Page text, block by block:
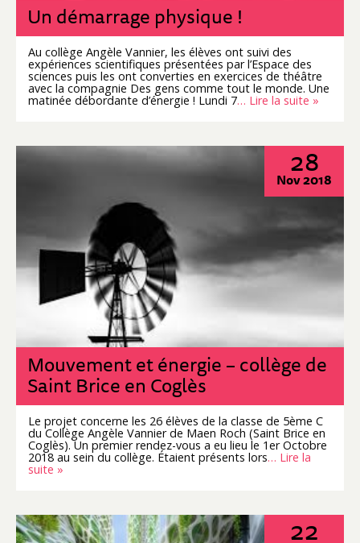
Un démarrage physique !
Au collège Angèle Vannier, les élèves ont suivi des
expériences scientifiques présentées par l’Espace des
sciences puis les ont converties en exercices de théâtre
avec la compagnie Des gens comme tout le monde. Une
matinée débordante d’énergie ! Lundi 7… Lire la suite »
28
Nov 2018
Mouvement et énergie – collège de
Saint Brice en Coglès
Le projet concerne les 26 élèves de la classe de 5ème C
du Collège Angèle Vannier de Maen Roch (Saint Brice en
Coglès). Un premier rendez-vous a eu lieu le 1er Octobre
2018 au sein du collège. Étaient présents lors… Lire la
suite »
22